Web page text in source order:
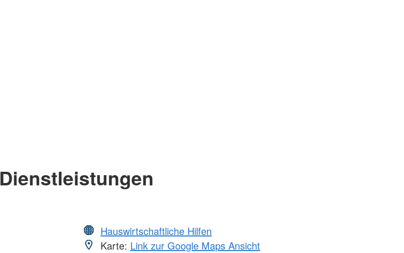
Dienstleistungen
Hauswirtschaftliche Hilfen
Karte: Link zur Google Maps Ansicht